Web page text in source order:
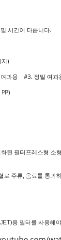
시간이 다릅니다.
)
용 #3. 정밀 여과
된 필터프레스형 소
로 주류, 음료를 통과
용 필터를 사용해